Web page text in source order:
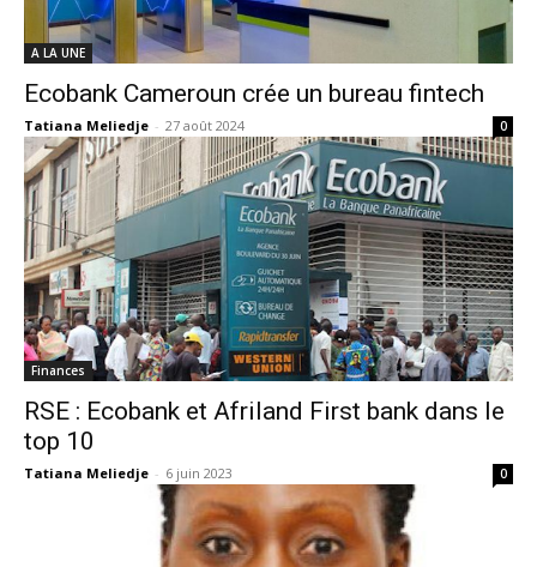
A LA UNE
Ecobank Cameroun crée un bureau fintech
Tatiana Meliedje - 27 août 2024 0
Finances
RSE : Ecobank et Afriland First bank dans le
top 10
Tatiana Meliedje - 6 juin 2023 0